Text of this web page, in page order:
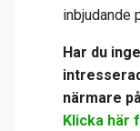
inbjudande
Har du
närmare
Klicka här